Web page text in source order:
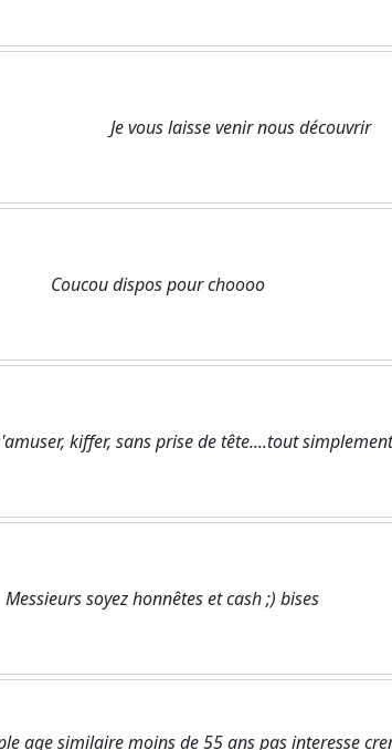
Je vous laisse venir nous découvrir
Coucou dispos pour choooo
kiffer, sans prise de tête....tout simplement
Messieurs soyez honnêtes et cash ;) bises
age similaire moins de 55 ans pas interesse